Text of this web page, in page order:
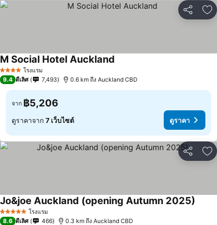
แชร์ เ
4 ดาว โรงแรม
M Social Hotel Auckland
9.4 ดีเลิศ 7,493 0.6 km ถึง Auckland CBD
จาก ฿5,206
ดูราคาจาก 7 เว็บไซต์ ดูราคา
แชร์ เ
5 ดาว โรงแรม
Jo&joe Auckland (opening Autumn 2025)
8.6 ดีเลิศ 466 0.3 km ถึง Auckland CBD